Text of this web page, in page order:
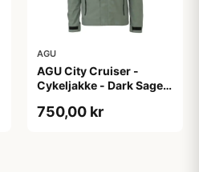
AGU
AGU City Cruiser -
Cykeljakke - Dark Sage -
750,00 kr